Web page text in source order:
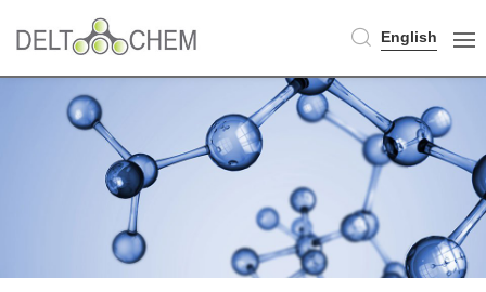
English